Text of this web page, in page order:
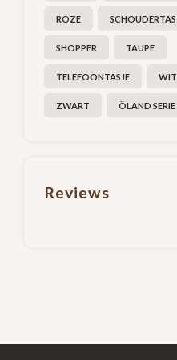
ROZE SCHOUDERTAS
SHOPPER TAUPE
TELEFOONTASJE WIT
ZWART ÖLAND SERIE
Reviews